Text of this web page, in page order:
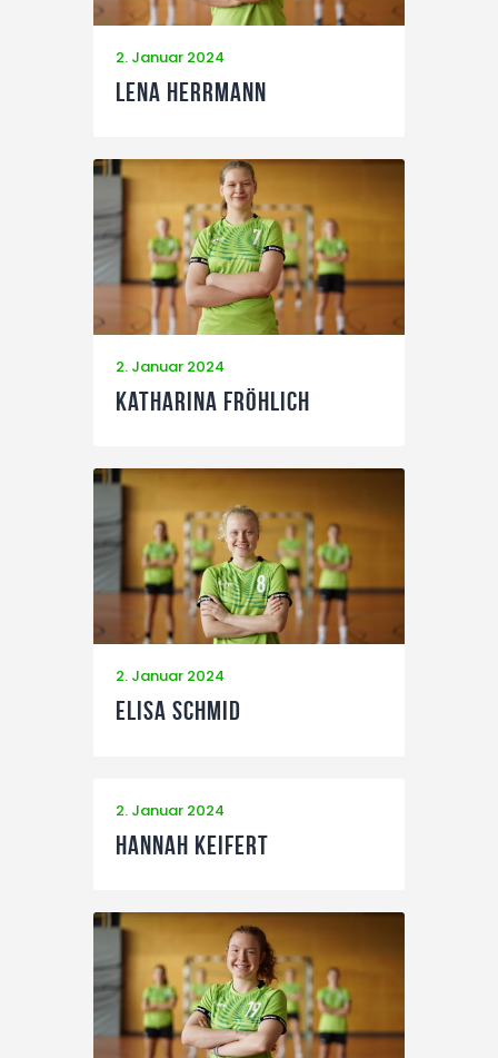
2. Januar 2024
Lena Herrmann
2. Januar 2024
Katharina Fröhlich
2. Januar 2024
Elisa Schmid
2. Januar 2024
Hannah Keifert